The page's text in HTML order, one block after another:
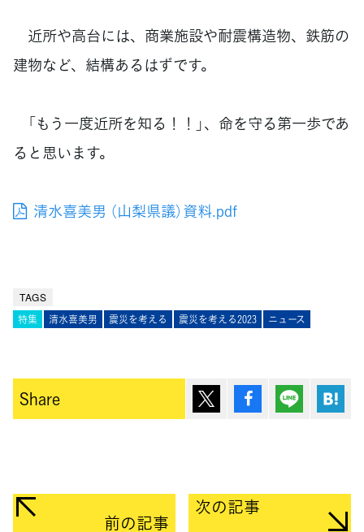
近所や高台には、商業施設や耐震構造物、鉄筋の
建物など、結構あるはずです。
「もう一度近所を知る！！」、命を守る第一歩であ
ると思います。
清水喜美男 （山梨県議）資料.pdf
TAGS
特集 清水喜美男 震災を考える 震災を考える2023 ニュース
Share ポスト シェア Lineで送
前の記事
次の記事